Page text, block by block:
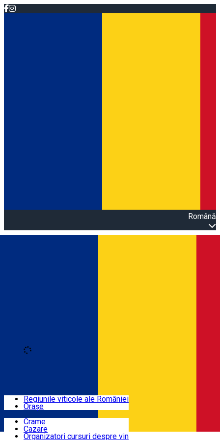
Română
Locuri cu vin
Rute
Regiunile viticole ale României
Orașe
Crame
Cazare
Organizatori cursuri despre vin